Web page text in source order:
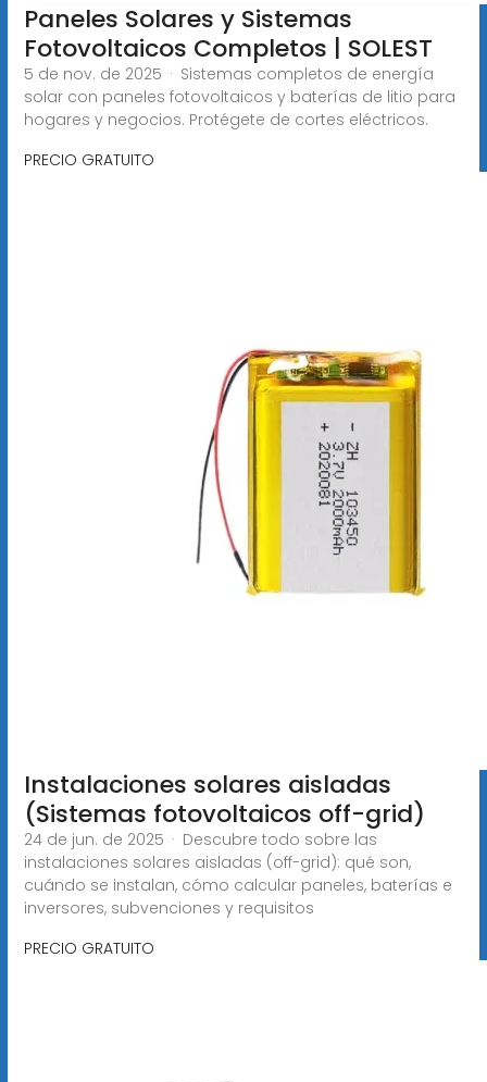
Paneles Solares y Sistemas
Fotovoltaicos Completos | SOLEST
5 de nov. de 2025 · Sistemas completos de energía
solar con paneles fotovoltaicos y baterías de litio para
hogares y negocios. Protégete de cortes eléctricos.
PRECIO GRATUITO
Instalaciones solares aisladas
(Sistemas fotovoltaicos off-grid)
24 de jun. de 2025 · Descubre todo sobre las
instalaciones solares aisladas (off-grid): qué son,
cuándo se instalan, cómo calcular paneles, baterías e
inversores, subvenciones y requisitos
PRECIO GRATUITO